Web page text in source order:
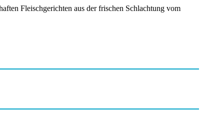
Fleischgerichten aus der frischen Schlachtung vom